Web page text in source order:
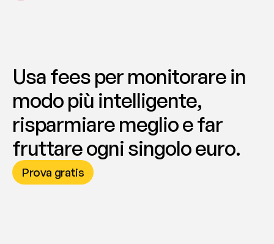
Usa fees per monitorare in
modo più intelligente,
risparmiare meglio e far
fruttare ogni singolo euro.
Prova gratis